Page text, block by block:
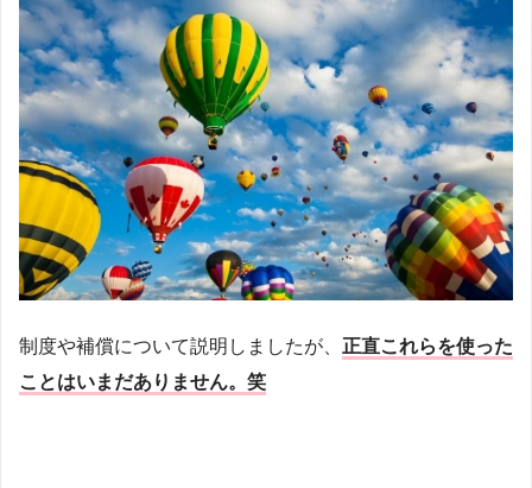
制度や補償について説明しましたが、 正直これらを使った
ことはいまだありません。笑